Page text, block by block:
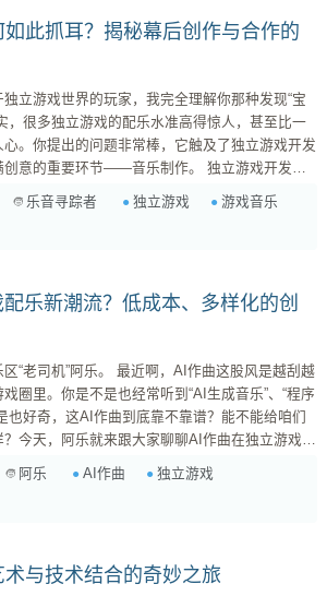
此抓耳？揭秘幕后创作与合作的
立游戏世界的玩家，我完全理解你那种发现“宝
，很多独立游戏的配乐水准高得惊人，甚至比一
。你提出的问题非常棒，它触及了独立游戏开发
要环节——音乐制作。 独立游戏开发者
法五花八门，但大致可以归为以下几类： 1. 开
不少见，尤其
乐音寻踪者 独立游戏
游戏音乐
乐新潮流？低成本、多样化的创
近啊，AI作曲这股风是越刮越
圈里。你是不是也经常听到“AI生成音乐”、“程序
也好奇，这AI作曲到底靠不靠谱？能不能给咱们
今天，阿乐就来跟大家聊聊AI作曲在独立游戏配
大上”。简单来说，AI作曲就是利用人工智能技术
“黑科技”，而是基于大量的音乐数据和算法，通
阿乐 AI作曲
独立游戏
与技术结合的奇妙之旅